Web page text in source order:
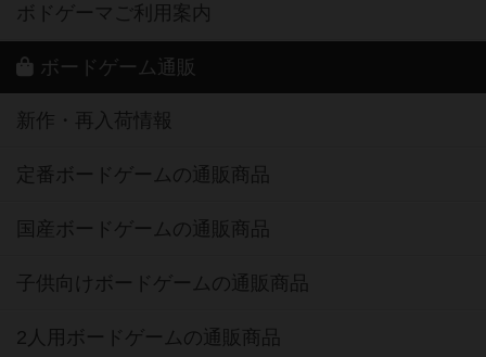
ボドゲーマご利用案内
ボードゲーム通販
新作・再入荷情報
定番ボードゲームの通販商品
国産ボードゲームの通販商品
子供向けボードゲームの通販商品
2人用ボードゲームの通販商品